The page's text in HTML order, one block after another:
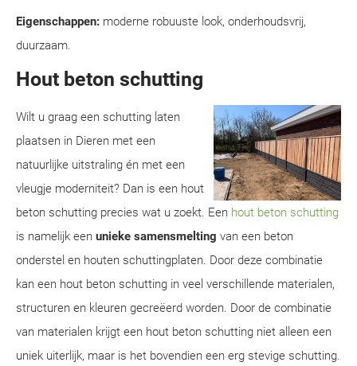
Eigenschappen: moderne robuuste look, onderhoudsvrij,
duurzaam.
Hout beton schutting
Wilt u graag een schutting laten
plaatsen in Dieren met een
natuurlijke uitstraling én met een
vleugje moderniteit? Dan is een hout
beton schutting precies wat u zoekt. Een hout beton schutting
is namelijk een unieke samensmelting van een beton
onderstel en houten schuttingplaten. Door deze combinatie
kan een hout beton schutting in veel verschillende materialen,
structuren en kleuren gecreëerd worden. Door de combinatie
van materialen krijgt een hout beton schutting niet alleen een
uniek uiterlijk, maar is het bovendien een erg stevige schutting.